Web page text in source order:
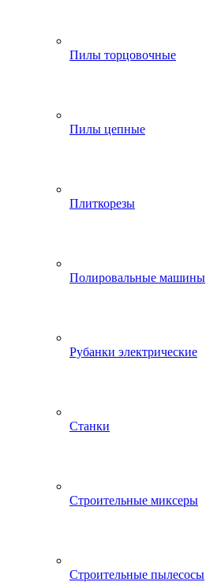
Пилы торцовочные
Пилы цепные
Плиткорезы
Полировальные машины
Рубанки электрические
Станки
Строительные миксеры
Строительные пылесосы